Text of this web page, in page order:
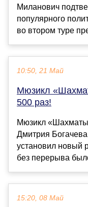
Миланович
популярного
во втором туре
10:50, 21 Май
Мюзикл
500 раз!
Мюзикл
Дмитрия
установил новый
без перерыва
15:20, 08 Май